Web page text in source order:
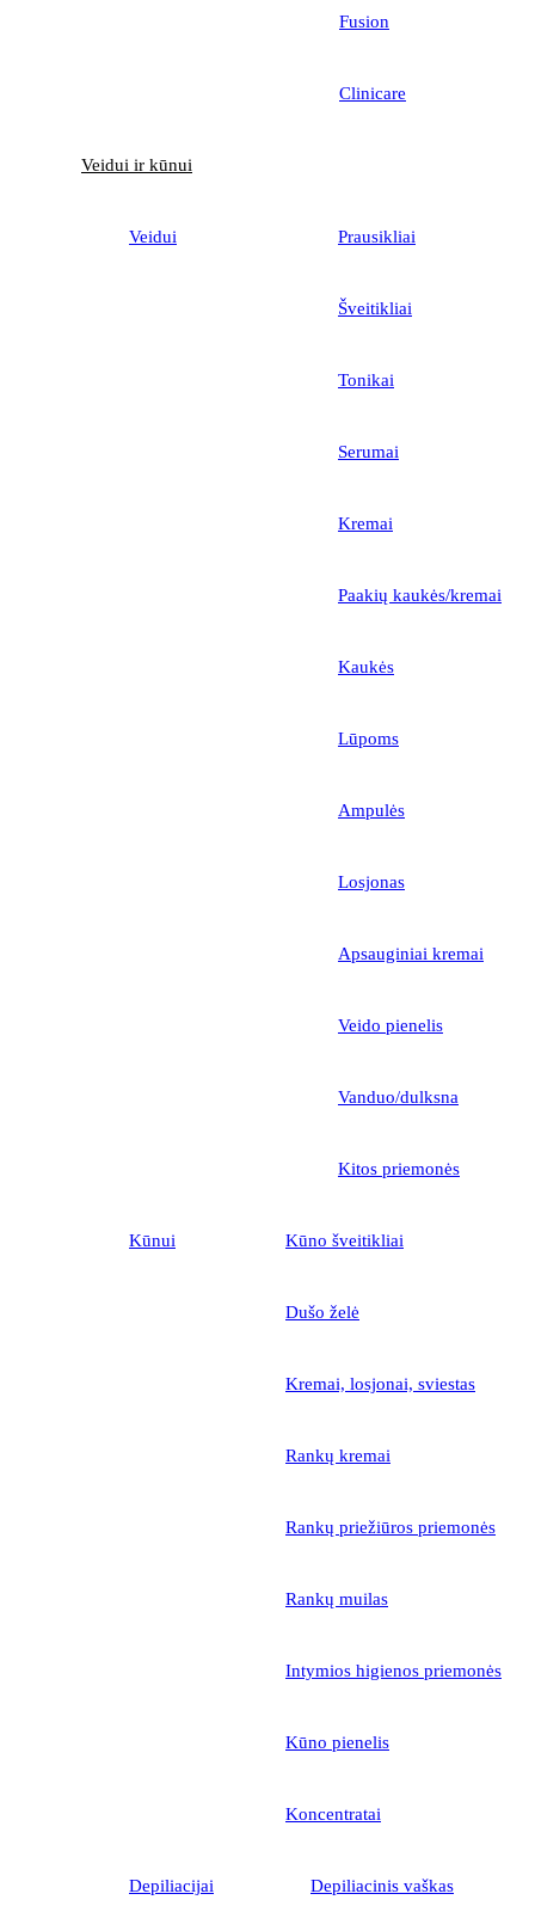
Fusion
Clinicare
Veidui ir kūnui
Veidui Prausikliai
Šveitikliai
Tonikai
Serumai
Kremai
Paakių kaukės/kremai
Kaukės
Lūpoms
Ampulės
Losjonas
Apsauginiai kremai
Veido pienelis
Vanduo/dulksna
Kitos priemonės
Kūnui Kūno šveitikliai
Dušo želė
Kremai, losjonai, sviestas
Rankų kremai
Rankų priežiūros priemonės
Rankų muilas
Intymios higienos priemonės
Kūno pienelis
Koncentratai
Depiliacijai Depiliacinis vaškas